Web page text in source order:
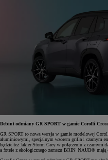
Debiut odmiany GR SPORT w gamie Corolli Cross
GR SPORT to nowa wersja w gamie modelowej
aluminiowymi, specjalnym wzorem grilla i czarnym
będzie też lakier Storm Grey w połączeniu z czarnym
a fotele z ekologicznego zamszu BRIN･NAUB® mają